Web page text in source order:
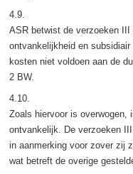
4.9.
ASR betwist de verzoeken
ontvankelijkheid en
kosten niet voldoen aan de
2 BW.
4.10.
Zoals hiervoor is
ontvankelijk. De verzoeken
in aanmerking voor zover zij
wat betreft de overige